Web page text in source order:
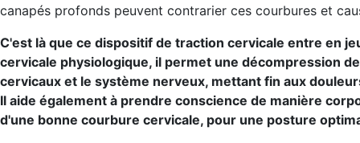
canapés profonds peuvent contrarier ces courbures et
C'est là que ce dispositif de traction cervicale entre en
cervicale physiologique, il permet une décompression
cervicaux et le système nerveux, mettant fin aux
Il aide également à prendre conscience de manière
d'une bonne courbure cervicale, pour une posture